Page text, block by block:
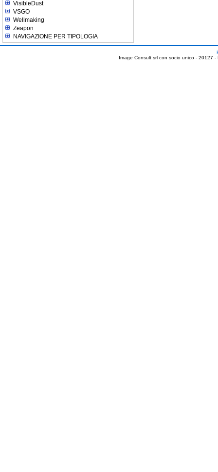
VisibleDust
VSGO
Wellmaking
Zeapon
NAVIGAZIONE PER TIPOLOGIA
Image Consult srl con socio unico - 20127